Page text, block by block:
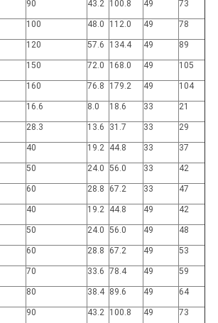
90 43.2 100.8 49 73
100 48.0 112.0 49 78
120 57.6 134.4 49 89
150 72.0 168.0 49 105
160 76.8 179.2 49 104
16.6 8.0 18.6 33 21
28.3 13.6 31.7 33 29
40 19.2 44.8 33 37
50 24.0 56.0 33 42
60 28.8 67.2 33 47
40 19.2 44.8 49 42
50 24.0 56.0 49 48
60 28.8 67.2 49 53
70 33.6 78.4 49 59
80 38.4 89.6 49 64
90 43.2 100.8 49 73